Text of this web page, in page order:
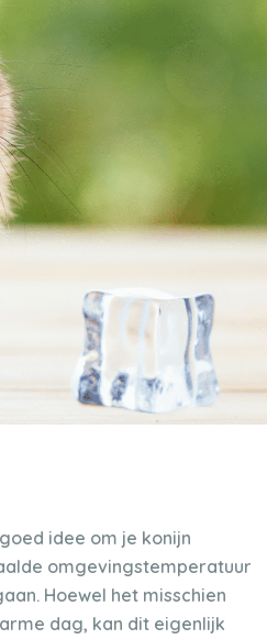
idee om je konijn
omgevingstemperatuur
Hoewel het misschien
dag, kan dit eigenlijk